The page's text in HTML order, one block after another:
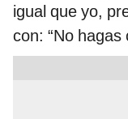
igual que yo,
con: “No